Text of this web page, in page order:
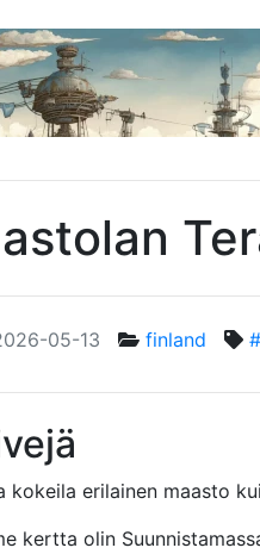
05-13 finland
kokeila erilainen maasto
kertta olin